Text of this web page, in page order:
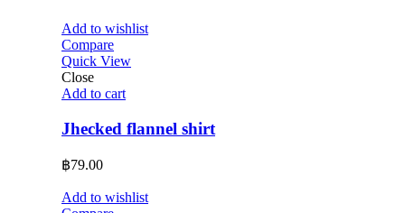
Add to wishlist
Compare
Quick View
Close
Add to cart
Jhecked flannel shirt
฿79.00
Add to wishlist